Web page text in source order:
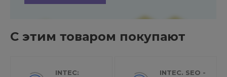
С этим товаром покупают
INTEC:
INTEC. SEO -